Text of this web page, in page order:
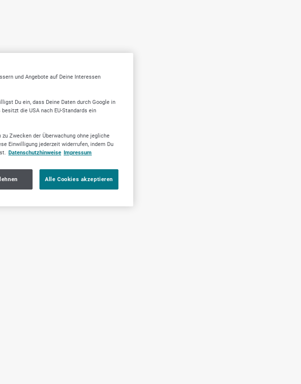
und Angebote auf Deine Interessen
Du ein, dass Deine Daten durch Google in
die USA nach EU-Standards ein
Zwecken der Überwachung ohne jegliche
Einwilligung jederzeit widerrufen, indem Du
Datenschutzhinweise Impressum
Alle Cookies akzeptieren